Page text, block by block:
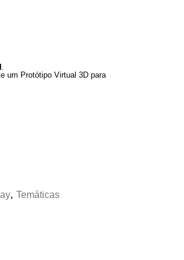
.
um Protótipo Virtual 3D para
, Temáticas